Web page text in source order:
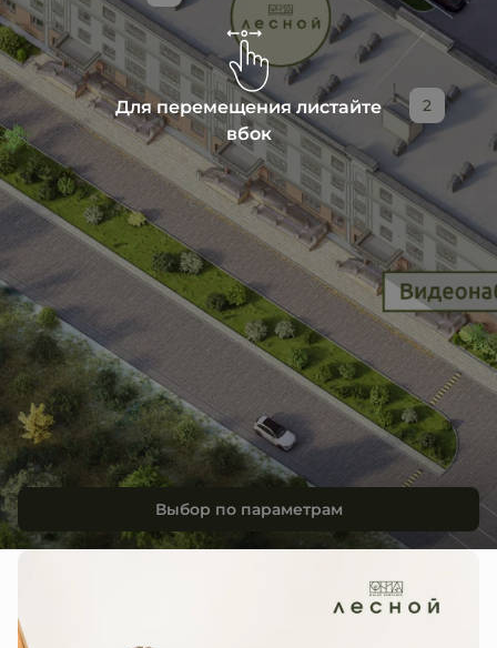
2
Выбор по параметрам
Для перемещения листайте
вбок